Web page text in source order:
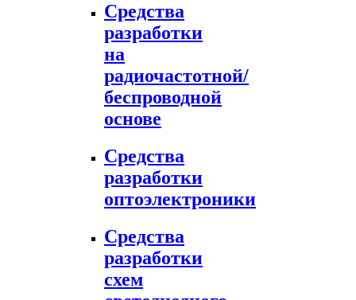
Средства
разработки
на
радиочастотной/
беспроводной
основе
Средства
разработки
оптоэлектроники
Средства
разработки
схем